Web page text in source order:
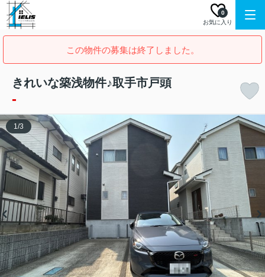
お気に入り
0
この物件の募集は終了しました。
きれいな築浅物件♪取手市戸頭
-
1/3